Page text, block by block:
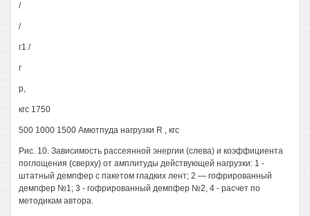
/
/
г1 /
г
р,
кгс 1750
500 1000 1500 Амютпуда нагрузки R , кгс
Рис. 10. Зависимость рассеянной энергии (слева) и коэффициента
поглощения (сверху) от амплитуды действующей нагрузки: 1 -
штатный демпфер с пакетом гладких лент; 2 — гофрированный
демпфер №1; 3 - гофрированный демпфер №2, 4 - расчет по
методикам автора.